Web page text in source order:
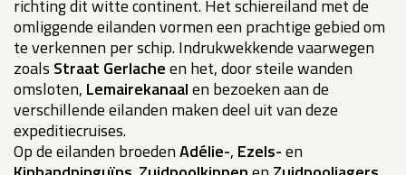
richting dit witte continent. Het schiereiland met de
omliggende eilanden vormen een prachtige gebied om
te verkennen per schip. Indrukwekkende vaarwegen
zoals Straat Gerlacheen het, door steile wanden
omsloten, Lemairekanaalen bezoeken aan de
verschillende eilanden maken deel uit van deze
expeditiecruises.
Op de eilanden broedenAdélie-, Ezels-en